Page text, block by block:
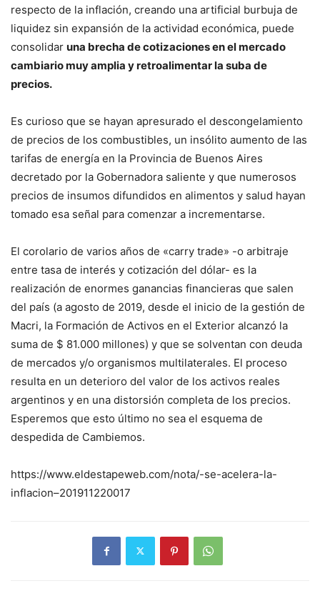
respecto de la inflación, creando una artificial burbuja de
liquidez sin expansión de la actividad económica, puede
consolidar una brecha de cotizaciones en el mercado
cambiario muy amplia y retroalimentar la suba de
precios.
Es curioso que se hayan apresurado el descongelamiento
de precios de los combustibles, un insólito aumento de las
tarifas de energía en la Provincia de Buenos Aires
decretado por la Gobernadora saliente y que numerosos
precios de insumos difundidos en alimentos y salud hayan
tomado esa señal para comenzar a incrementarse.
El corolario de varios años de «carry trade» -o arbitraje
entre tasa de interés y cotización del dólar- es la
realización de enormes ganancias financieras que salen
del país (a agosto de 2019, desde el inicio de la gestión de
Macri, la Formación de Activos en el Exterior alcanzó la
suma de $ 81.000 millones) y que se solventan con deuda
de mercados y/o organismos multilaterales. El proceso
resulta en un deterioro del valor de los activos reales
argentinos y en una distorsión completa de los precios.
Esperemos que esto último no sea el esquema de
despedida de Cambiemos.
https://www.eldestapeweb.com/nota/-se-acelera-la-
inflacion–201911220017